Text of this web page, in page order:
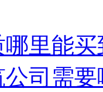
里能
司需